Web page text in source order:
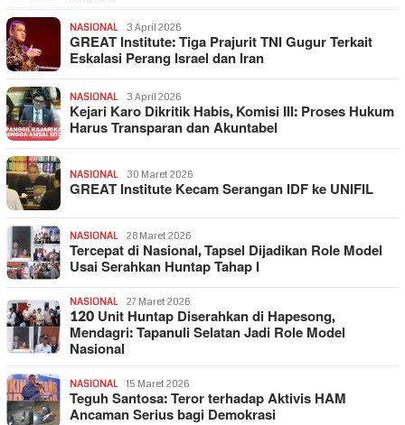
NASIONAL 3 April 2026
GREAT Institute: Tiga Prajurit TNI Gugur Terkait
Eskalasi Perang Israel dan Iran
NASIONAL 3 April 2026
Kejari Karo Dikritik Habis, Komisi III: Proses Hukum
Harus Transparan dan Akuntabel
NASIONAL 30 Maret 2026
GREAT Institute Kecam Serangan IDF ke UNIFIL
NASIONAL 28 Maret 2026
Tercepat di Nasional, Tapsel Dijadikan Role Model
Usai Serahkan Huntap Tahap I
NASIONAL 27 Maret 2026
120 Unit Huntap Diserahkan di Hapesong,
Mendagri: Tapanuli Selatan Jadi Role Model
Nasional
NASIONAL 15 Maret 2026
Teguh Santosa: Teror terhadap Aktivis HAM
Ancaman Serius bagi Demokrasi